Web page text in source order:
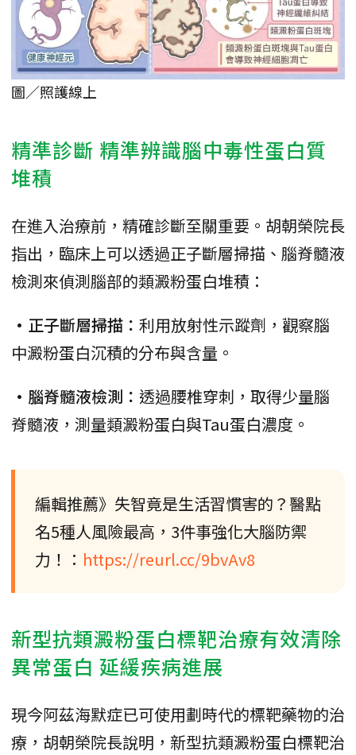
圖／照護線上
精準診斷 精準辨識腦中毒性蛋白質
堆積
在進入治療前，精確診斷至關重要。胡朝榮院長
指出，臨床上可以透過正子斷層掃描、腦脊髓液
檢測來偵測腦部的類澱粉蛋白堆積：
•正子斷層掃描： 利用放射性示蹤劑，觀察腦
中澱粉蛋白沉積的分布與含量。
•腦脊髓液檢測： 透過腰椎穿刺，取得少量腦
脊髓液，測量類澱粉蛋白與Tau蛋白濃度。
編輯推薦》失智竟是生活習慣害的？醫點
名5種人風險最高，3件事強化大腦防禦
力！： https://reurl.cc/9bvAv8
新型抗類澱粉蛋白標靶治療有效清除
異常蛋白 延緩疾病進展
現今阿茲海默症已可使用劃時代的標靶藥物的治
療，胡朝榮院長說明，新型抗類澱粉蛋白標靶治